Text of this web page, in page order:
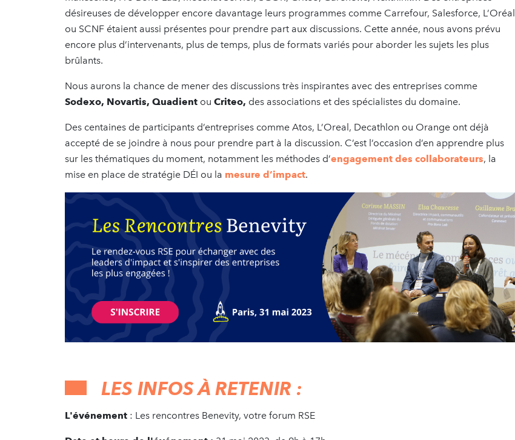
désireuses de développer encore davantage leurs programmes comme Carrefour, Salesforce, L’Oréal
ou SCNF étaient aussi présentes pour prendre part aux discussions. Cette année, nous avons prévu
encore plus d’intervenants, plus de temps, plus de formats variés pour aborder les sujets les plus
brûlants.
Nous aurons la chance de mener des discussions très inspirantes avec des entreprises comme
Sodexo, Novartis, Quadient ou Criteo, des associations et des spécialistes du domaine.
Des centaines de participants d’entreprises comme Atos, L’Oreal, Decathlon ou Orange ont déjà
accepté de se joindre à nous pour prendre part à la discussion. C’est l’occasion d’en apprendre plus
sur les thématiques du moment, notamment les méthodes d’engagement des collaborateurs, la
mise en place de stratégie DÉI ou la mesure d’impact.
LES INFOS À RETENIR :
L'événement : Les rencontres Benevity, votre forum RSE